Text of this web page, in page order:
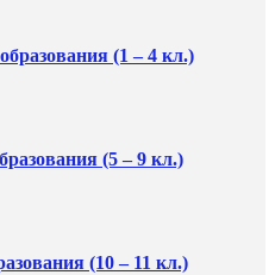
(1 – 4 кл.)
(5 – 9 кл.)
(10 – 11 кл.)